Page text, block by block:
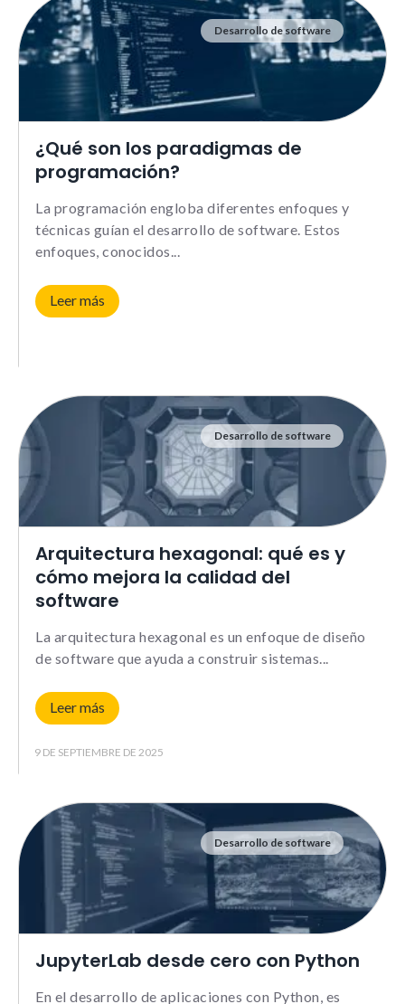
Desarrollo de software
¿Qué son los paradigmas de
programación?
La programación engloba diferentes enfoques y
técnicas guían el desarrollo de software. Estos
enfoques, conocidos
Leer más
Desarrollo de software
Arquitectura hexagonal: qué es y
cómo mejora la calidad del
software
La arquitectura hexagonal es un enfoque de diseño
de software que ayuda a construir sistemas
Leer más
9 DE SEPTIEMBRE DE 2025
Desarrollo de software
JupyterLab desde cero con Python
En el desarrollo de aplicaciones con Python, es
algunas
funcionalidades
no se
mostrarán en
la web.
Marketing
mientras visitas
nuestra web,